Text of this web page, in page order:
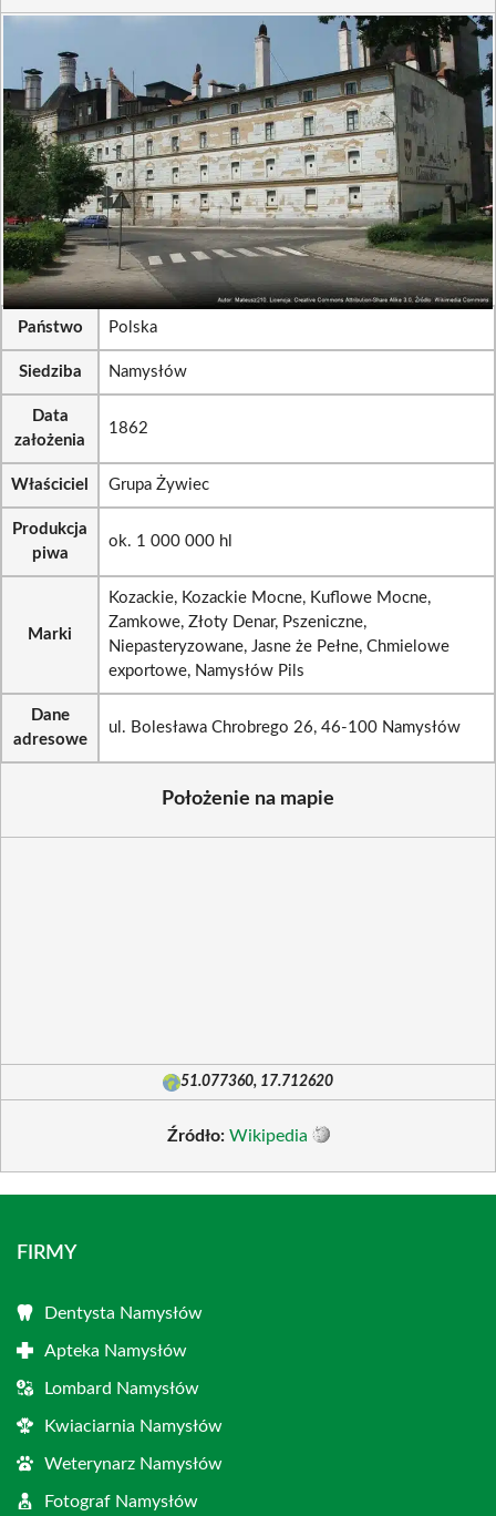
Państwo Polska
Siedziba Namysłów
Data
założenia
1862
Właściciel Grupa Żywiec
Produkcja
piwa
ok. 1 000 000 hl
Marki
Kozackie, Kozackie Mocne, Kuflowe Mocne,
Zamkowe, Złoty Denar, Pszeniczne,
Niepasteryzowane, Jasne że Pełne, Chmielowe
exportowe, Namysłów Pils
Dane
adresowe
ul. Bolesława Chrobrego 26, 46-100 Namysłów
Położenie na mapie
51.077360, 17.712620
Źródło: Wikipedia
FIRMY
Dentysta Namysłów
Apteka Namysłów
Lombard Namysłów
Kwiaciarnia Namysłów
Weterynarz Namysłów
Fotograf Namysłów